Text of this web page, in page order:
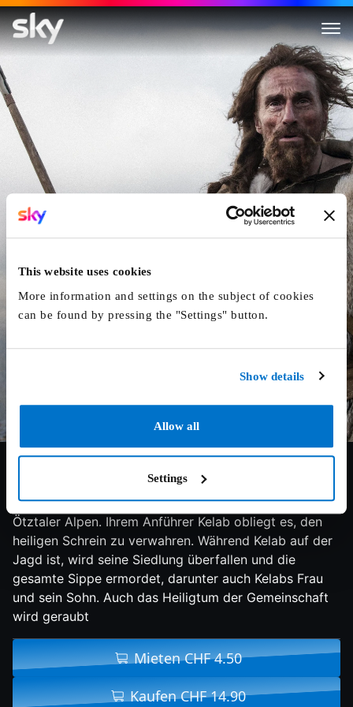
This website uses cookies
More information and settings on the subject of cookies
can be found by pressing the "Settings" button.
Show details
Allow all
Settings
Der Mann Aus Dem Eis
Vor 5.300 Jahren in der Jungsteinzeit. Eine
Grossfamilie lebt friedlich an einem Bach in den
Ötztaler Alpen. Ihrem Anführer Kelab obliegt es, den
heiligen Schrein zu verwahren. Während Kelab auf der
Jagd ist, wird seine Siedlung überfallen und die
gesamte Sippe ermordet, darunter auch Kelabs Frau
und sein Sohn. Auch das Heiligtum der Gemeinschaft
wird geraubt
Mieten CHF 4.50
Kaufen CHF 14.90